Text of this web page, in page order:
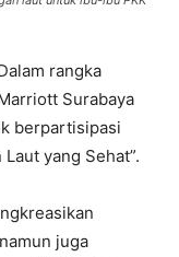
rangka
Surabaya
berpartisipasi
yang Sehat”.
juga